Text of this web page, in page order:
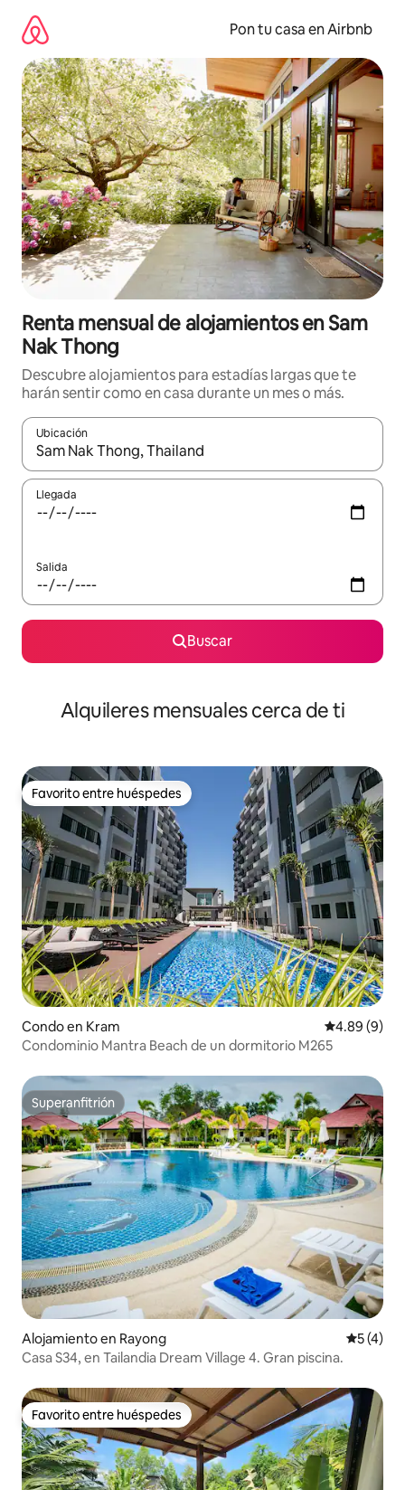
contenido
Pon tu casa en Airbnb
Renta mensual de alojamientos en Sam
Nak Thong
Descubre alojamientos para estadías largas que te
harán sentir como en casa durante un mes o más.
Ubicación
Cuando los resultados estén disponibles, navega con las
Llegada
Salida
Buscar
Alquileres mensuales cerca de ti
Favorito entre huéspedes
Favorito entre huéspedes
Condo en Kram Calificación
4.89 (9)
Condominio Mantra Beach de un dormitorio M265
Superanfitrión
Superanfitrión
Alojamiento en Rayong
5 (4)
Casa S34, en Tailandia Dream Village 4. Gran piscina.
Favorito entre huéspedes
Favorito entre huéspedes